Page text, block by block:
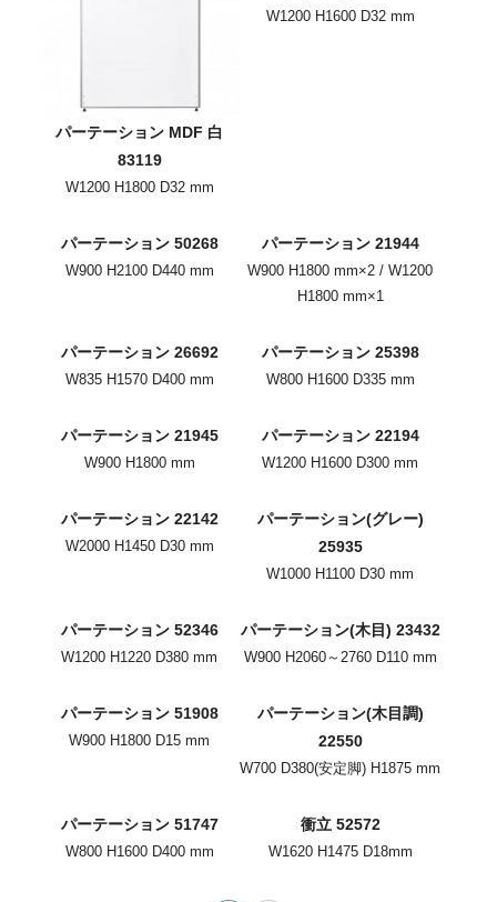
パーテーション MDF 白
83119
W1200 H1800 D32 mm
W1200 H1600 D32 mm
パーテーション 50268
W900 H2100 D440 mm
パーテーション 21944
W900 H1800 mm×2 / W1200
H1800 mm×1
パーテーション 26692
W835 H1570 D400 mm
パーテーション 25398
W800 H1600 D335 mm
パーテーション 21945
W900 H1800 mm
パーテーション 22194
W1200 H1600 D300 mm
パーテーション 22142
W2000 H1450 D30 mm
パーテーション(グレー)
25935
W1000 H1100 D30 mm
パーテーション 52346
W1200 H1220 D380 mm
パーテーション(木目) 23432
W900 H2060～2760 D110 mm
パーテーション 51908
W900 H1800 D15 mm
パーテーション(木目調)
22550
W700 D380(安定脚) H1875 mm
パーテーション 51747
W800 H1600 D400 mm
衝立 52572
W1620 H1475 D18mm